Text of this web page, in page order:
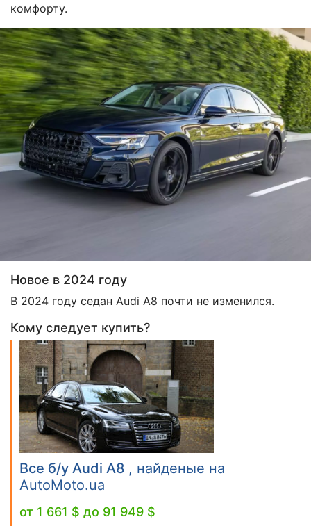
комфорту.
Новое в 2024 году
В 2024 году седан Audi A8 почти не изменился.
Кому следует купить?
Все б/у Audi A8 , найденые на
AutoMoto.ua
от 1 661 $ до 91 949 $